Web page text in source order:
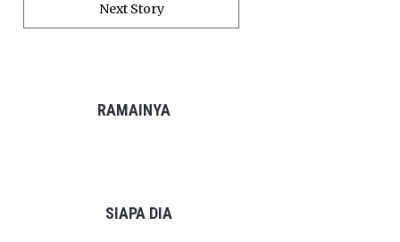
Next Story
RAMAINYA
SIAPA DIA